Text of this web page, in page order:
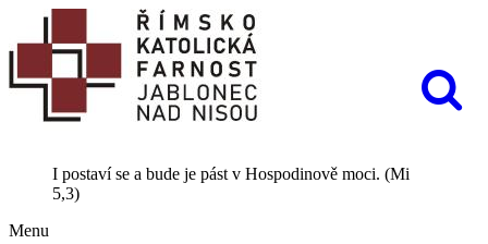
I postaví se a bude je pást v Hospodinově moci. (Mi
5,3)
Menu